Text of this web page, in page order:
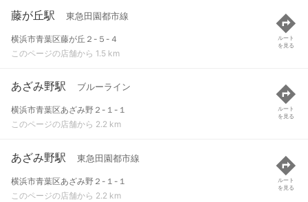
藤が丘駅 東急田園都市線
横浜市青葉区藤が丘２-５-４
このページの店舗から 1.5 km
ルート
を見る
あざみ野駅 ブルーライン
横浜市青葉区あざみ野２-１-１
このページの店舗から 2.2 km
ルート
を見る
あざみ野駅 東急田園都市線
横浜市青葉区あざみ野２-１-１
このページの店舗から 2.2 km
ルート
を見る